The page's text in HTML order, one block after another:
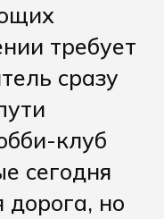
требует
сразу
клуб
сегодня
дорога, но